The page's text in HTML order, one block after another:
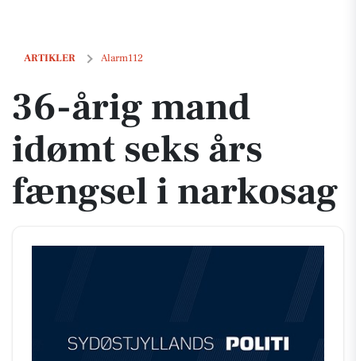
ARTIKLER Alarm112
36-årig mand idømt seks års fængsel i narkosag
36-årig mand
idømt seks års
fængsel i narkosag